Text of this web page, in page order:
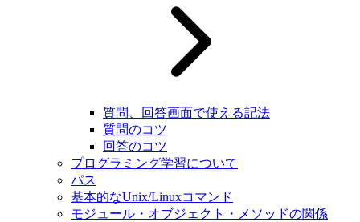
質問、回答画面で使える記法
質問のコツ
回答のコツ
プログラミング学習について
パス
基本的なUnix/Linuxコマンド
モジュール・オブジェクト・メソッドの関係